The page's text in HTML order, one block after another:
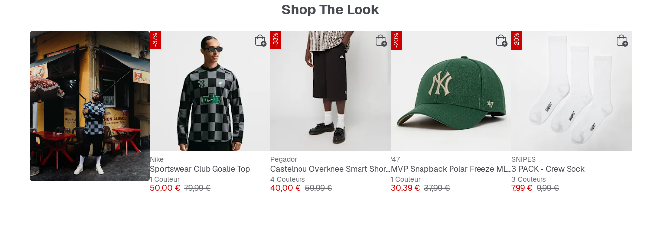
Shop The Look
-37%
Nike
Sportswear Club Goalie Top
1 Couleur
Prix
50,00 € Prix original
79,99 €
-33%
Pegador
Castelnou Overknee Smart Shorts
4 Couleurs
Prix
40,00 € Prix original
59,99 €
-20%
'47
MVP Snapback Polar Freeze MLB New York Yankees
1 Couleur
Prix
30,39 € Prix original
37,99 €
-20%
SNIPES
3 PACK - Crew Sock
3 Couleurs
Prix
7,99 € Prix original
9,99 €